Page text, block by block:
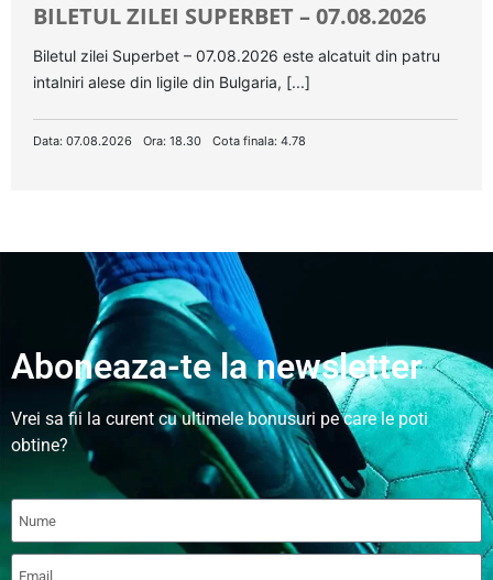
BILETUL ZILEI SUPERBET – 07.08.2026
Biletul zilei Superbet – 07.08.2026 este alcatuit din patru
intalniri alese din ligile din Bulgaria, [...]
Data: 07.08.2026 Ora: 18.30 Cota finala: 4.78
Aboneaza-te la newsletter
Vrei sa fii la curent cu ultimele bonusuri pe care le poti
obtine?